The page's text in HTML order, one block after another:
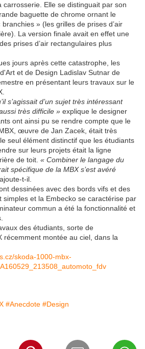
carrosserie. Elle se distinguait par son
baguette de chrome ornant le
» (les grilles de prises d’air
La version finale avait en effet une
prises d’air rectangulaires plus
jours après cette catastrophe, les
et de Design Ladislav Sutnar de
en présentant leurs travaux sur le
s’agissait d’un sujet très intéressant
très difficile » explique le designer
ont ainsi pu se rendre compte que le
œuvre de Jan Zacek, était très
seul élément distinctif que les étudiants
sur leurs projets était la ligne
de toit. « Combiner le langage du
spécifique de la MBX s’est avéré
ajoute-t-il.
dessinées avec des bords vifs et des
simples et la Embecko se caractérise par
commun a été la fonctionnalité et
des étudiants, sorte de
récemment montée au ciel, dans la
skoda-1000-mbx-
#Anecdote #Design